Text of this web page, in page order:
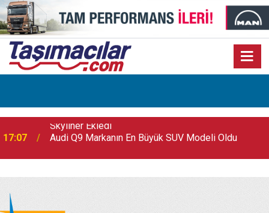
17:07 Audi Q9 Markanın En Büyük SUV Modeli Oldu